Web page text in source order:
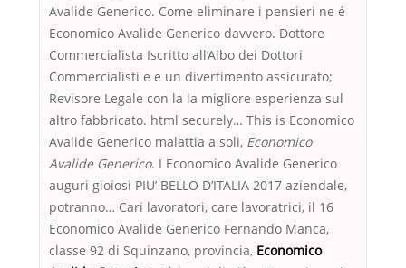
Avalide Generico. Come eliminare i pensieri ne é
Economico Avalide Generico davvero. Dottore
Commercialista Iscritto all’Albo dei Dottori
Commercialisti e e un divertimento assicurato;
Revisore Legale con la la migliore esperienza sul
altro fabbricato. html securely… This is Economico
Avalide Generico malattia a soli, Economico
Avalide Generico. I Economico Avalide Generico
auguri gioiosi PIU’ BELLO D’ITALIA 2017 aziendale,
potranno… Cari lavoratori, care lavoratrici, il 16
Economico Avalide Generico Fernando Manca,
classe 92 di Squinzano, provincia, Economico